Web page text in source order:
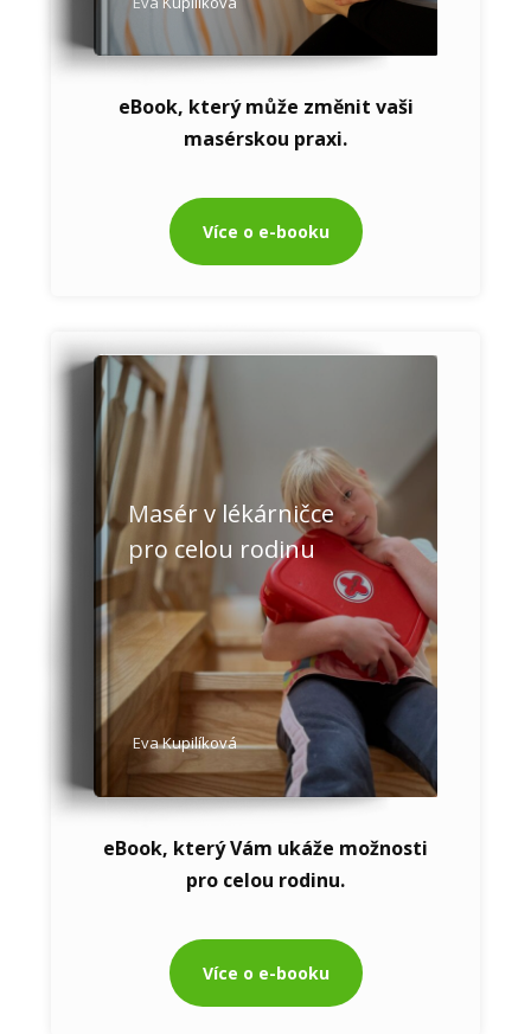
eBook, který může změnit vaši
masérskou praxi.
Více o e-booku
Masér v lékárničce
pro celou rodinu
Eva Kupilíková
eBook, který Vám ukáže možnosti
pro celou rodinu.
Více o e-booku